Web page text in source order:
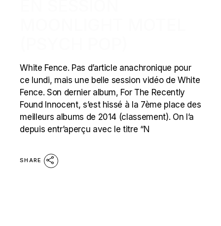
White Fence. Pas d’article anachronique pour
ce lundi, mais une belle session vidéo de White
Fence. Son dernier album, For The Recently
Found Innocent, s’est hissé à la 7ème place des
meilleurs albums de 2014 (classement). On l’a
depuis entr’aperçu avec le titre “N
SHARE